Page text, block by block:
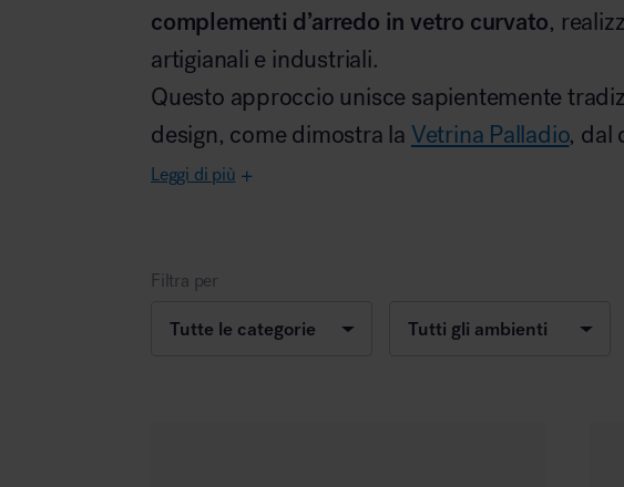
Area hospitality
complementi d’arredo in vetro curvato,
artigianali e industriali.
Questo approccio unisce sapientemente
design, come dimostra la Vetrina Palladio, dal
Leggi di più
Filtra per